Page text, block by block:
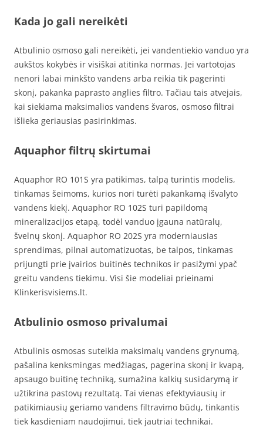
Kada jo gali nereikėti
Atbulinio osmoso gali nereikėti, jei vandentiekio vanduo yra
aukštos kokybės ir visiškai atitinka normas. Jei vartotojas
nenori labai minkšto vandens arba reikia tik pagerinti
skonį, pakanka paprasto anglies filtro. Tačiau tais atvejais,
kai siekiama maksimalios vandens švaros, osmoso filtrai
išlieka geriausias pasirinkimas.
Aquaphor filtrų skirtumai
Aquaphor RO 101S yra patikimas, talpą turintis modelis,
tinkamas šeimoms, kurios nori turėti pakankamą išvalyto
vandens kiekį. Aquaphor RO 102S turi papildomą
mineralizacijos etapą, todėl vanduo įgauna natūralų,
švelnų skonį. Aquaphor RO 202S yra moderniausias
sprendimas, pilnai automatizuotas, be talpos, tinkamas
prijungti prie įvairios buitinės technikos ir pasižymi ypač
greitu vandens tiekimu. Visi šie modeliai prieinami
Klinkerisvisiems.lt.
Atbulinio osmoso privalumai
Atbulinis osmosas suteikia maksimalų vandens grynumą,
pašalina kenksmingas medžiagas, pagerina skonį ir kvapą,
apsaugo buitinę techniką, sumažina kalkių susidarymą ir
užtikrina pastovų rezultatą. Tai vienas efektyviausių ir
patikimiausių geriamo vandens filtravimo būdų, tinkantis
tiek kasdieniam naudojimui, tiek jautriai technikai.